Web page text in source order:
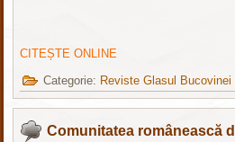
CITEȘTE ONLINE
Categorie: Reviste Glasul Bucovinei
Comunitatea românească